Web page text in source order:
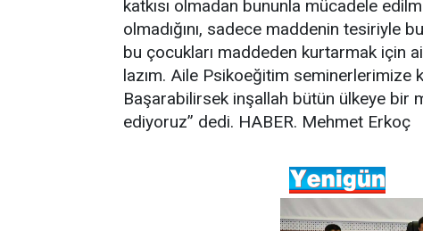
katkısı olmadan bununla mücadele
olmadığını, sadece maddenin tesiriyle
bu çocukları maddeden kurtarmak için
lazım. Aile Psikoeğitim seminerlerimize
Başarabilirsek inşallah bütün ülkeye bir
ediyoruz” dedi. HABER. Mehmet Erkoç